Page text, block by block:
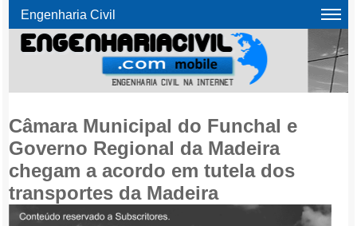
Engenharia Civil
Câmara Municipal do Funchal e
Governo Regional da Madeira
chegam a acordo em tutela dos
transportes da Madeira